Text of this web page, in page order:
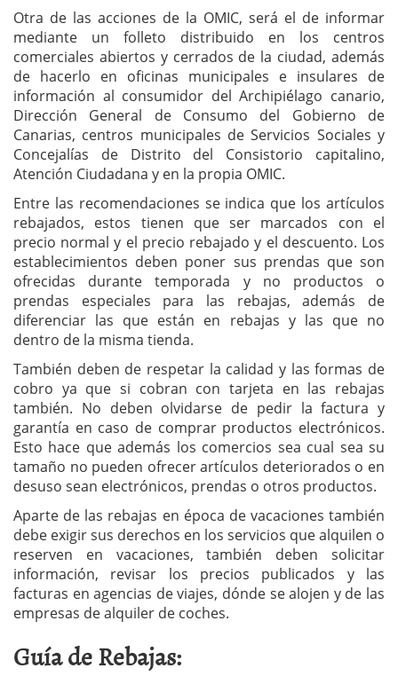
Otra de las acciones de la OMIC, será el de informar
mediante un folleto distribuido en los centros
comerciales abiertos y cerrados de la ciudad, además
de hacerlo en oficinas municipales e insulares de
información al consumidor del Archipiélago canario,
Dirección General de Consumo del Gobierno de
Canarias, centros municipales de Servicios Sociales y
Concejalías de Distrito del Consistorio capitalino,
Atención Ciudadana y en la propia OMIC.
Entre las recomendaciones se indica que los artículos
rebajados, estos tienen que ser marcados con el
precio normal y el precio rebajado y el descuento. Los
establecimientos deben poner sus prendas que son
ofrecidas durante temporada y no productos o
prendas especiales para las rebajas, además de
diferenciar las que están en rebajas y las que no
dentro de la misma tienda.
También deben de respetar la calidad y las formas de
cobro ya que si cobran con tarjeta en las rebajas
también. No deben olvidarse de pedir la factura y
garantía en caso de comprar productos electrónicos.
Esto hace que además los comercios sea cual sea su
tamaño no pueden ofrecer artículos deteriorados o en
desuso sean electrónicos, prendas o otros productos.
Aparte de las rebajas en época de vacaciones también
debe exigir sus derechos en los servicios que alquilen o
reserven en vacaciones, también deben solicitar
información, revisar los precios publicados y las
facturas en agencias de viajes, dónde se alojen y de las
empresas de alquiler de coches.
Guía de Rebajas: